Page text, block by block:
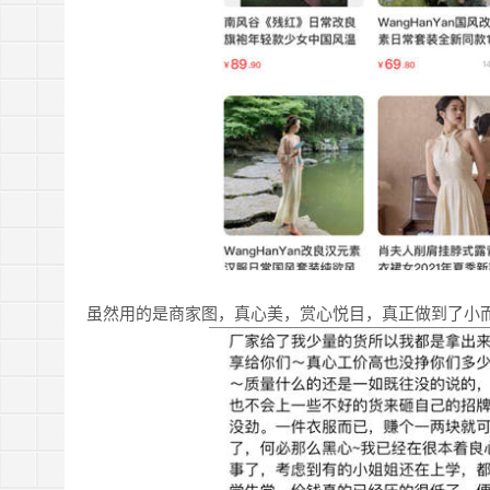
虽然用的是商家图，真心美，赏心悦目，真正做到了小